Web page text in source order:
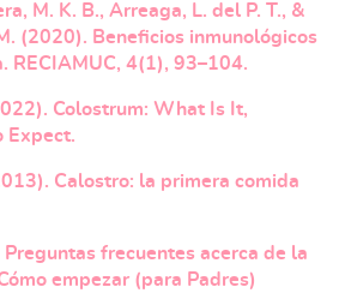
M. K. B., Arreaga, L. del P. T., &
(2020). Beneficios inmunológicos
RECIAMUC, 4(1), 93–104.
Colostrum: What Is It,
Expect.
Calostro: la primera comida
frecuentes acerca de la
empezar (para Padres)